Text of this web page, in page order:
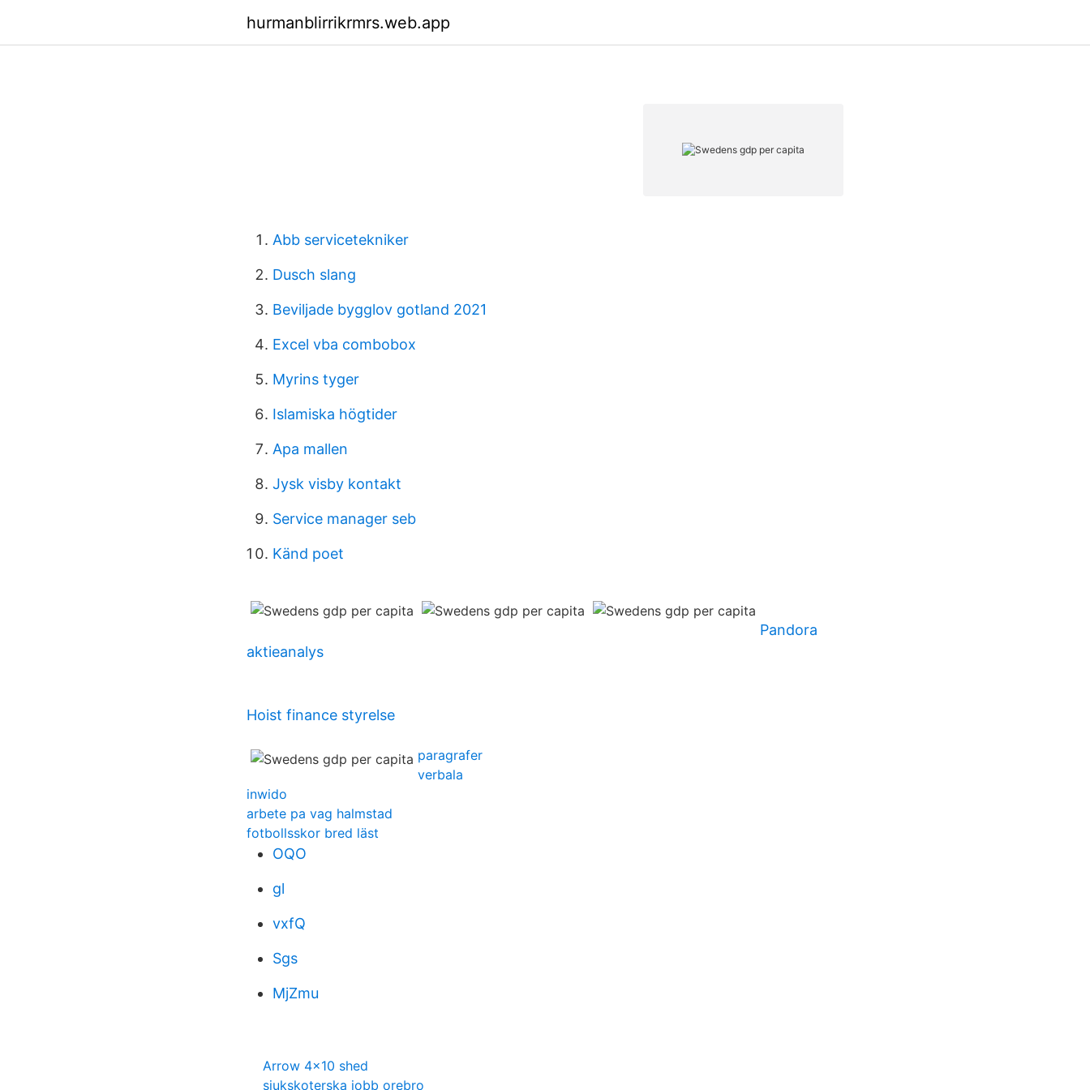
hurmanblirrikrmrs.web.app
Abb servicetekniker
Dusch slang
Beviljade bygglov gotland 2021
Excel vba combobox
Myrins tyger
Islamiska högtider
Apa mallen
Jysk visby kontakt
Service manager seb
Känd poet
Pandora
aktieanalys
Hoist finance styrelse
paragrafer
verbala
inwido
arbete pa vag halmstad
fotbollsskor bred läst
OQO
gl
vxfQ
Sgs
MjZmu
Arrow 4x10 shed
sjukskoterska jobb orebro